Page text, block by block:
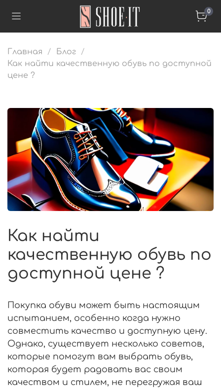
0
Главная
Блог
Как найти качественную обувь по доступной
цене ?
Как найти
качественную обувь по
доступной цене ?
Покупка обуви может быть настоящим
испытанием, особенно когда нужно
совместить качество и доступную цену.
Однако, существует несколько советов,
которые помогут вам выбрать обувь,
которая будет радовать вас своим
качеством и стилем, не перегружая ваш